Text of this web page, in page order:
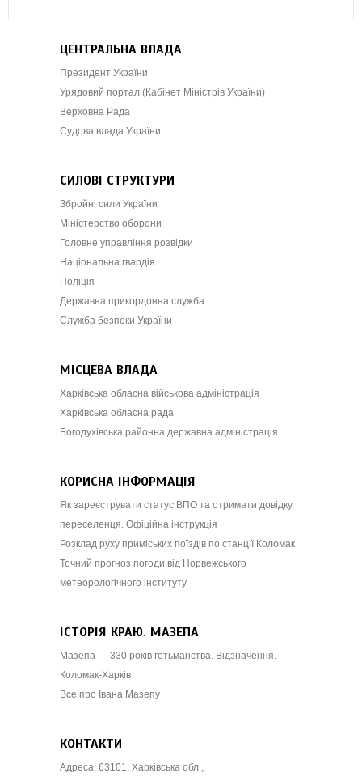
ЦЕНТРАЛЬНА ВЛАДА
Президент України
Урядовий портал (Кабінет Міністрів України)
Верховна Рада
Судова влада України
СИЛОВІ СТРУКТУРИ
Збройні сили України
Міністерство оборони
Головне управління розвідки
Національна гвардія
Поліція
Державна прикордонна служба
Служба безпеки України
МІСЦЕВА ВЛАДА
Харківська обласна військова адміністрація
Харківська обласна рада
Богодухівська районна державна адміністрація
КОРИСНА ІНФОРМАЦІЯ
Як зареєструвати статус ВПО та отримати довідку
переселенця. Офіційна інструкція
Розклад руху приміських поїздів по станції Коломак
Точний прогноз погоди від Норвежського
метеорологічного інституту
ІСТОРІЯ КРАЮ. МАЗЕПА
Мазепа — 330 років гетьманства. Відзначення.
Коломак-Харків
Все про Івана Мазепу
КОНТАКТИ
Адреса: 63101, Харківська обл.,